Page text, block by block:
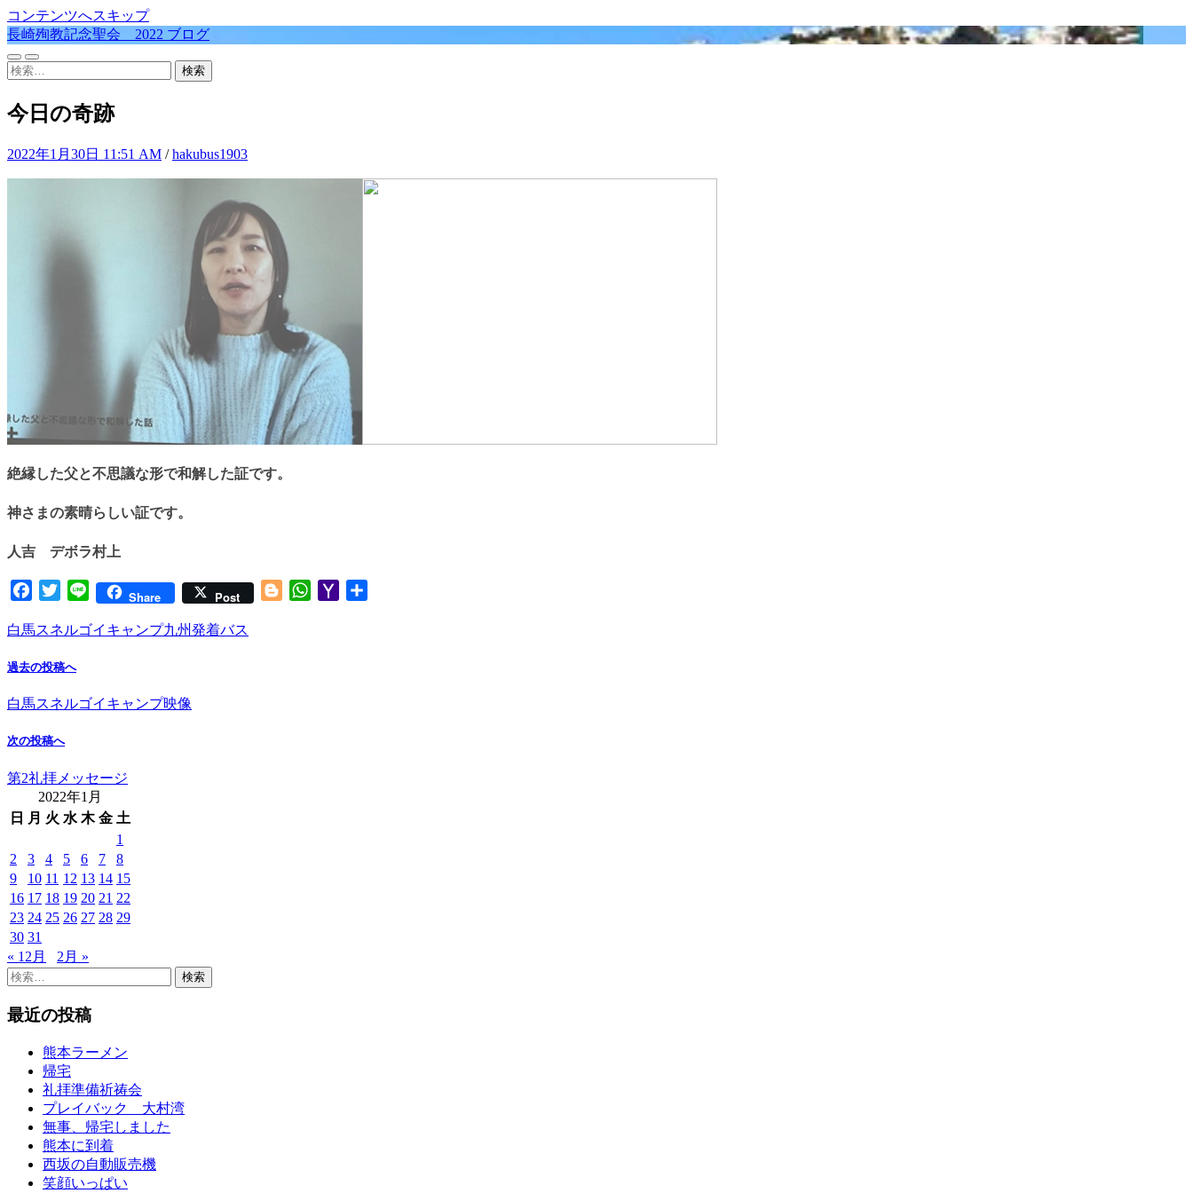
コンテンツへスキップ
長崎殉教記念聖会 2022 ブログ
モ
バ
ル
メ
ュ
ー
検
索
ィ
ー
ド
を
検
今日の奇跡
2022年1月30日 11:51 AM /hakubus1903
絶縁した父と不思議な形で和解した証です。
神さまの素晴らしい証です。
人吉 デボラ村上
Facebook
TwitterLine Share Post BloggerWhatsApp
Yahoo
白馬スネルゴイキャンプ九州発着バス
過去の投稿へ
白馬スネルゴイキャンプ映像
次の投稿へ
第2礼拝メッセージ
2022年1月
日
月 火 水 木 金 土
1
2
3 4 5 6 7
8
9
10 11 12 13 14 15
16 17 18 19 20 21 22
23 24 25 26 27 28 29
30 31
« 12月
2月 »
検
最近の投稿
熊本ラーメン
帰宅
礼拝準備祈祷会
プレイバック 大村湾
無事、帰宅しました
熊本に到着
西坂の自動販売機
笑顔いっぱい